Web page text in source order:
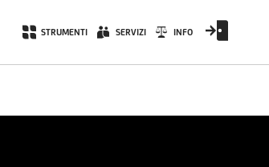
STRUMENTI SERVIZI INFO